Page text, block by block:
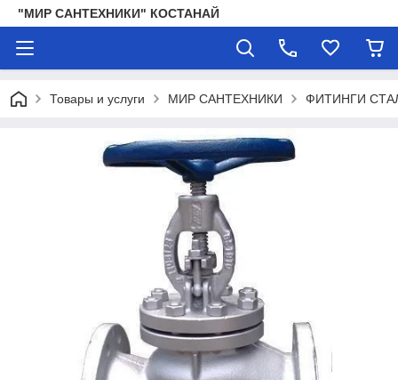
"МИР САНТЕХНИКИ" КОСТАНАЙ
Товары и услуги МИР САНТЕХНИКИ ФИТИНГИ